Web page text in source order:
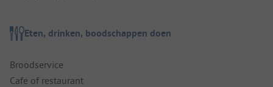
Eten, drinken, boodschappen doen
Broodservice
Cafe of restaurant